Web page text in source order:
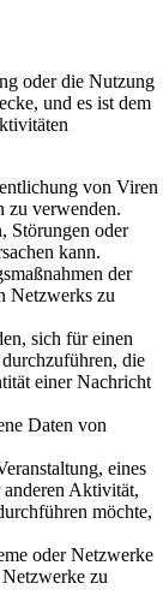
oder die Nutzung
und es ist dem
von Viren
zu verwenden.
Störungen oder
kann.
der
Netzwerks zu
sich für einen
die
einer Nachricht
Daten von
eines
anderen Aktivität,
möchte,
oder Netzwerke
zu